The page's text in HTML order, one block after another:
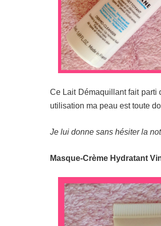
Ce Lait Démaquillant fait parti
utilisation ma peau est toute
Je lui donne sans hésiter la
Masque-Crème Hydratant